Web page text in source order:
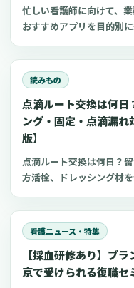
忙しい看護師に向けて、
おすすめアプリを目的別
心電図学習、シフト管理
リをまとめました。
読みもの
点滴ルート交換は何日
ング・固定・点滴漏
版】
点滴ルート交換は何日？
方活栓、ドレッシング材
看護ニュース・特集
【採血研修あり】ブ
京で受けられる復職セ